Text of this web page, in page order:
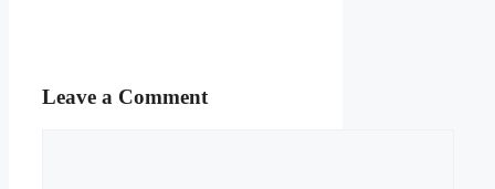
Leave a Comment